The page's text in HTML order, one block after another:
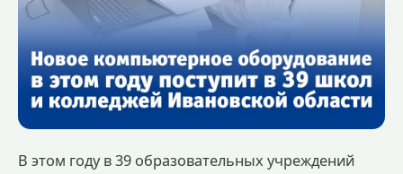
В этом году в 39 образовательных учреждений